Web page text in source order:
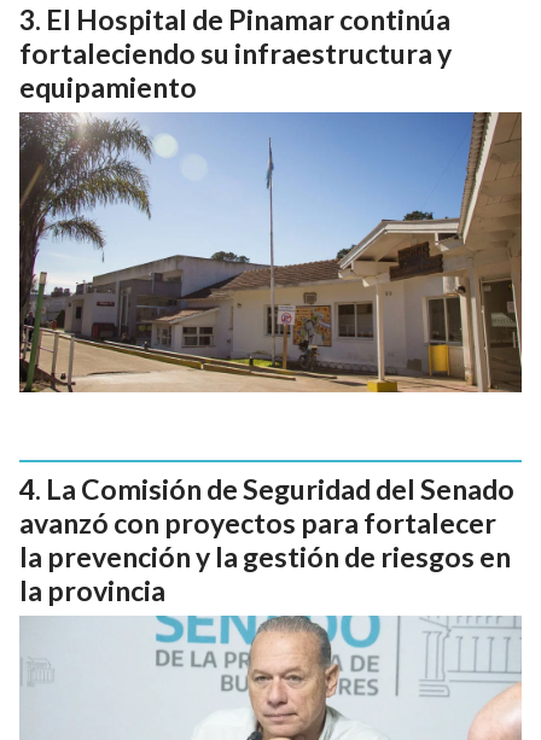
El Hospital de Pinamar continúa
fortaleciendo su infraestructura y
equipamiento
La Comisión de Seguridad del Senado
avanzó con proyectos para fortalecer
la prevención y la gestión de riesgos en
la provincia